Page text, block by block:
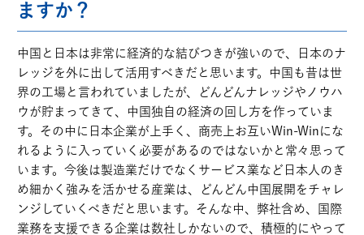
ますか？
中国と日本は非常に経済的な結びつきが強いので、日本のナ
レッジを外に出して活用すべきだと思います。中国も昔は世
界の工場と言われていましたが、どんどんナレッジやノウハ
ウが貯まってきて、中国独自の経済の回し方を作っていま
す。その中に日本企業が上手く、商売上お互いWin-Winにな
れるように入っていく必要があるのではないかと常々思って
います。今後は製造業だけでなくサービス業など日本人のき
め細かく強みを活かせる産業は、どんどん中国展開をチャレ
ンジしていくべきだと思います。そんな中、弊社含め、国際
業務を支援できる企業は数社しかないので、積極的にやって